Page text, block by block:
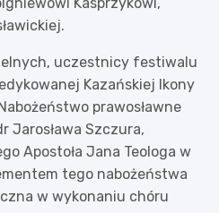
uczestnicy festiwalu
Kazańskiej Ikony
prawosławne
Jarosława Szczura,
Apostoła Jana Teologa w
tego nabożeństwa
w wykonaniu chóru